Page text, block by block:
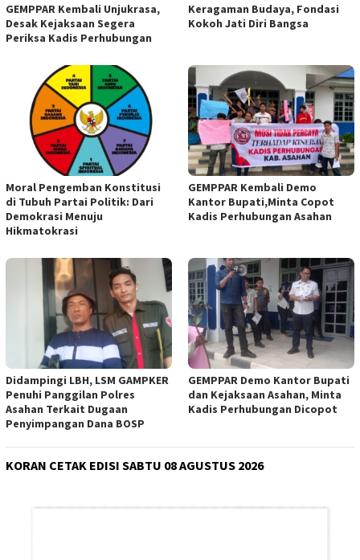
GEMPPAR Kembali Unjukrasa,
Desak Kejaksaan Segera
Periksa Kadis Perhubungan
Keragaman Budaya, Fondasi
Kokoh Jati Diri Bangsa
Moral Pengemban Konstitusi
di Tubuh Partai Politik: Dari
Demokrasi Menuju
Hikmatokrasi
GEMPPAR Kembali Demo
Kantor Bupati,Minta Copot
Kadis Perhubungan Asahan
Didampingi LBH, LSM GAMPKER
Penuhi Panggilan Polres
Asahan Terkait Dugaan
Penyimpangan Dana BOSP
GEMPPAR Demo Kantor Bupati
dan Kejaksaan Asahan, Minta
Kadis Perhubungan Dicopot
KORAN CETAK EDISI SABTU 08 AGUSTUS 2026